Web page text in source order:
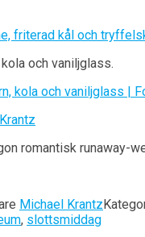
och vaniljglass.
romantisk runaway-
Michael Krantz
, slottsmiddag